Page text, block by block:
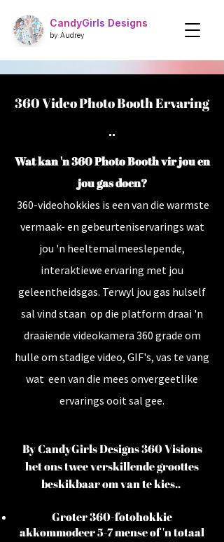
CandyGirls Designs
by Audrey
360 Video Photo Booth Ervaring
..
Wat kan 'n 360 Photo Booth vir jou en
jou gas doen?
360-videohokkies is een van die warmste
vermaak- en gebeurteniservarings wat
jou 'n heeltemalmeeslepende,
interaktiewe ervaring met jou
geleentheidsgas. Terwyl jou gas hulself
sal vind staan op die platform draai 'n
draaiende videokamera 360 grade om
hulle om stadige video, GIF's, vas te vang
wat een van die mees onvergeetlike
ervarings ooit sal gee.
By CandyGirls Designs 360 Visions
het ons twee verskillende groottes
beskikbaar om van te kies..
Groter 360-fotohokkie
akkommodeer 5-7 mense of 'n totaal